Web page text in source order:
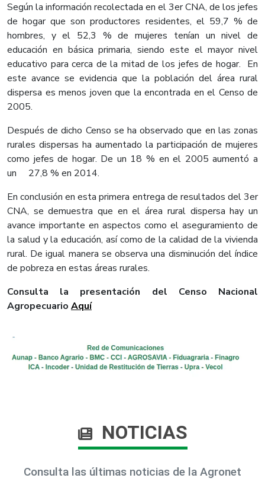
Según la información recolectada en el 3er CNA, de los jefes
de hogar que son productores residentes, el 59,7 % de
hombres, y el 52,3 % de mujeres tenían un nivel de
educación en básica primaria, siendo este el mayor nivel
educativo para cerca de la mitad de los jefes de hogar. En
este avance se evidencia que la población del área rural
dispersa es menos joven que la encontrada en el Censo de
2005.
Después de dicho Censo se ha observado que en las zonas
rurales dispersas ha aumentado la participación de mujeres
como jefes de hogar. De un 18 % en el 2005 aumentó a
un 27,8 % en 2014.
En conclusión en esta primera entrega de resultados del 3er
CNA, se demuestra que en el área rural dispersa hay un
avance importante en aspectos como el aseguramiento de
la salud y la educación, así como de la calidad de la vivienda
rural. De igual manera se observa una disminución del índice
de pobreza en estas áreas rurales.
Consulta la presentación del Censo Nacional
Agropecuario Aquí
NOTICIAS
Consulta las últimas noticias de la Agronet